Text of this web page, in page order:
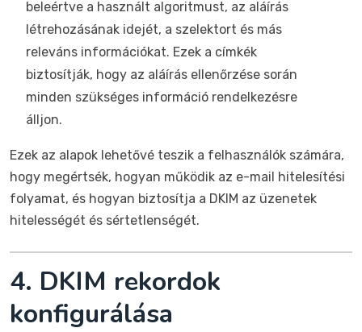
beleértve a használt algoritmust, az aláírás
létrehozásának idejét, a szelektort és más
releváns információkat. Ezek a címkék
biztosítják, hogy az aláírás ellenőrzése során
minden szükséges információ rendelkezésre
álljon.
Ezek az alapok lehetővé teszik a felhasználók számára,
hogy megértsék, hogyan működik az e-mail hitelesítési
folyamat, és hogyan biztosítja a DKIM az üzenetek
hitelességét és sértetlenségét.
4. DKIM rekordok
konfigurálása